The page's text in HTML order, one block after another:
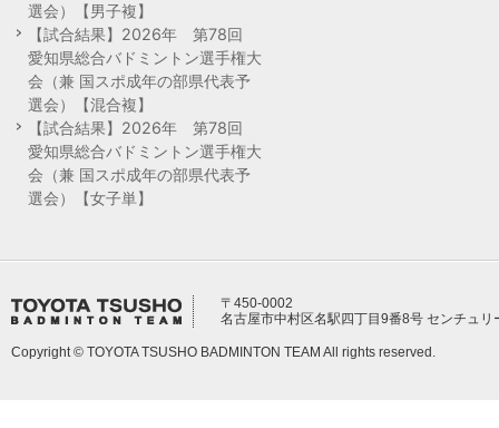
選会）【男子複】
【試合結果】2026年 第78回
愛知県総合バドミントン選手権大
会（兼 国スポ成年の部県代表予
選会）【混合複】
【試合結果】2026年 第78回
愛知県総合バドミントン選手権大
会（兼 国スポ成年の部県代表予
選会）【女子単】
〒450-0002
名古屋市中村区名駅四丁目9番8号 センチュリ
Copyright © TOYOTA TSUSHO BADMINTON TEAM All rights reserved.